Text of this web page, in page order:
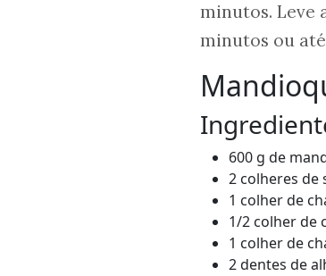
minutos. Leve
minutos ou
600 g de
2 colheres de
1 colher de
1/2 colher de
1 colher de
2 dentes de